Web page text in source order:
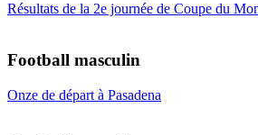
Résultats de la 2e journée de Coupe du
Football masculin
Onze de départ à Pasadena